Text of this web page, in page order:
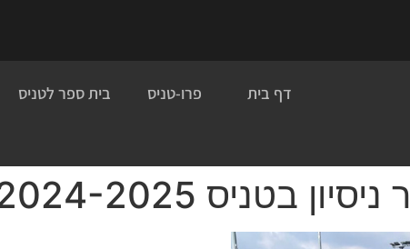
דף בית פרו-טניס בית ספר לטניס
בטניס 2024-2025